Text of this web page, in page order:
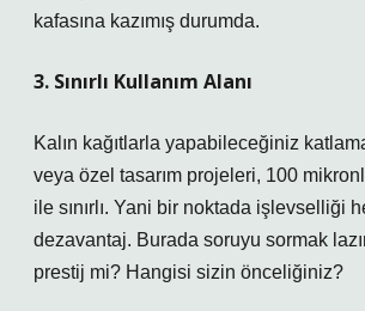
kafasına kazımış durumda.
3. Sınırlı Kullanım Alanı
Kalın kağıtlarla yapabileceğiniz
veya özel tasarım projeleri, 100
ile sınırlı. Yani bir noktada işlevselliği
dezavantaj. Burada soruyu sormak
prestij mi? Hangisi sizin önceliğiniz?